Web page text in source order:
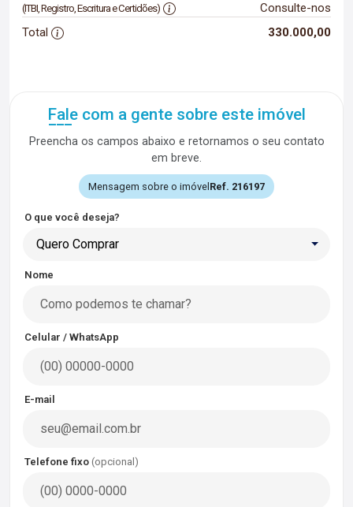
(ITBI, Registro, Escritura e Certidões)
Consulte-nos
Total
330.000,00
Fale com a gente sobre este imóvel
Preencha os campos abaixo e retornamos o seu contato
em breve.
Mensagem sobre o imóvel Ref. 216197
O que você deseja?
Quero Comprar
Nome
Celular / WhatsApp
E-mail
Telefone fixo (opcional)